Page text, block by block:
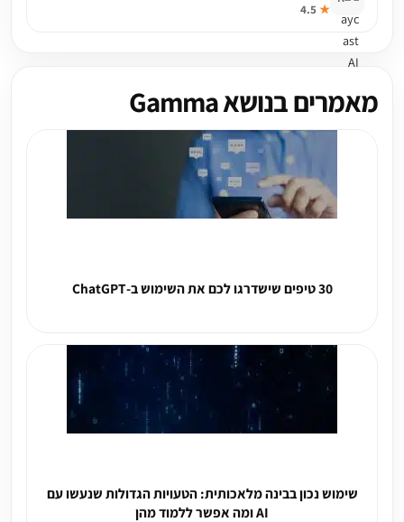
★
מאמרים בנושא Gamma
30 טיפים שישדרגו לכם את השימוש ב-ChatGPT
שימוש נכון בבינה מלאכותית: הטעויות הגדולות שנעשו עם
AI ומה אפשר ללמוד מהן